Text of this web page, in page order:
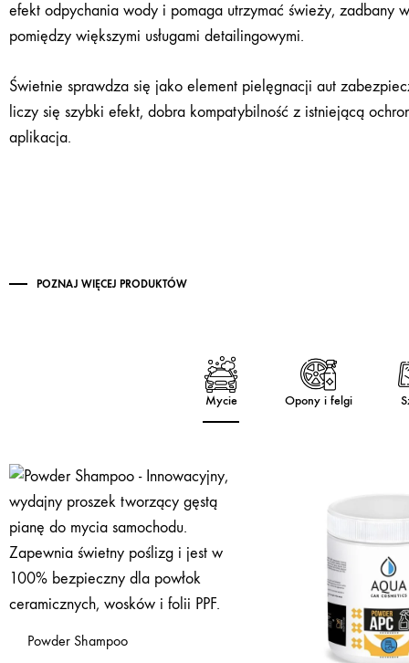
efekt odpychania wody i pomaga utrzymać świeży, zadbany
pomiędzy większymi usługami detailingowymi.
Świetnie sprawdza się jako element pielęgnacji aut
liczy się szybki efekt, dobra kompatybilność z istniejącą
aplikacja.
POZNAJ WIĘCEJ PRODUKTÓW
Mycie Opony i felgi
Powder Shampoo